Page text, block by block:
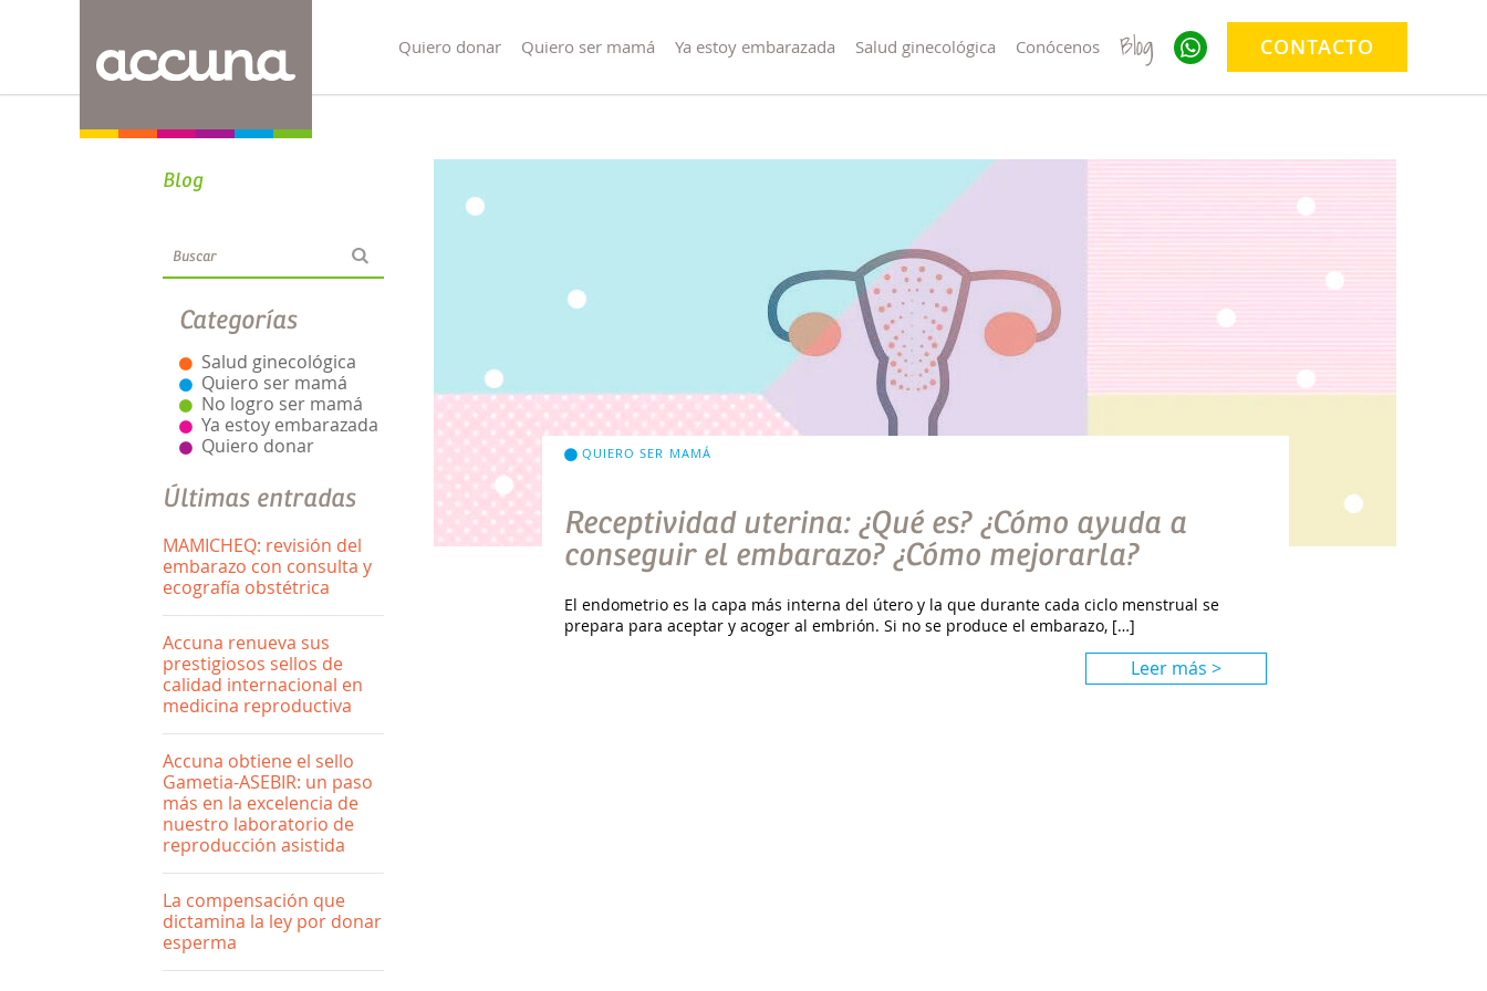
Quiero donar Quiero ser mamá Ya estoy embarazada Salud ginecológica Conócenos Blog CONTACTO
Blog
Categorías
Salud ginecológica
Quiero ser mamá
No logro ser mamá
Ya estoy embarazada
Quiero donar
Últimas entradas
MAMICHEQ: revisión del
embarazo con consulta y
ecografía obstétrica
Accuna renueva sus
prestigiosos sellos de
calidad internacional en
medicina reproductiva
Accuna obtiene el sello
Gametia-ASEBIR: un paso
más en la excelencia de
nuestro laboratorio de
reproducción asistida
La compensación que
dictamina la ley por donar
esperma
QUIERO SER MAMÁ
Receptividad uterina: ¿Qué es? ¿Cómo ayuda a
conseguir el embarazo? ¿Cómo mejorarla?
El endometrio es la capa más interna del útero y la que durante cada ciclo menstrual se
prepara para aceptar y acoger al embrión. Si no se produce el embarazo, […]
Leer más >